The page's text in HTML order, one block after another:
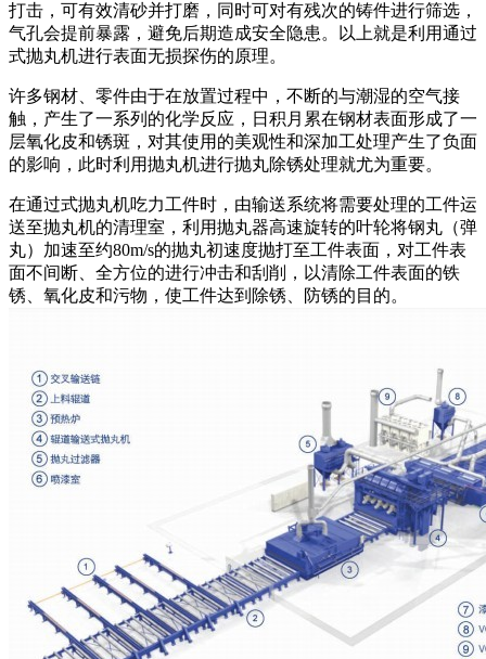
打击，可有效清砂并打磨，同时可对有残次的铸件进行筛选，
气孔会提前暴露，避免后期造成安全隐患。以上就是利用通过
式抛丸机进行表面无损探伤的原理。
许多钢材、零件由于在放置过程中，不断的与潮湿的空气接
触，产生了一系列的化学反应，日积月累在钢材表面形成了一
层氧化皮和锈斑，对其使用的美观性和深加工处理产生了负面
的影响，此时利用抛丸机进行抛丸除锈处理就尤为重要。
在通过式抛丸机吃力工件时，由输送系统将需要处理的工件运
送至抛丸机的清理室，利用抛丸器高速旋转的叶轮将钢丸（弹
丸）加速至约80m/s的抛丸初速度抛打至工件表面，对工件表
面不间断、全方位的进行冲击和刮削，以清除工件表面的铁
锈、氧化皮和污物，使工件达到除锈、防锈的目的。